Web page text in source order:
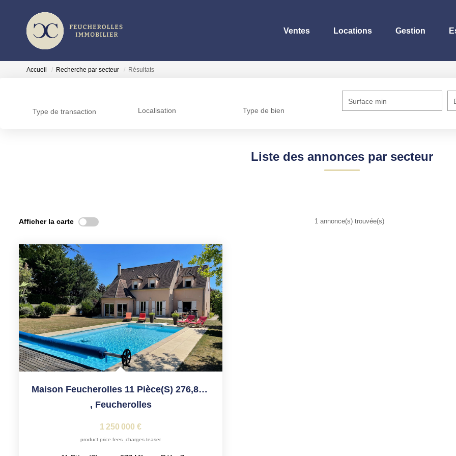
Ventes Locations Gestion
Accueil Recherche par secteur Résultats
Type de transaction Localisation Type de bien
Surface min
Liste des annonces par secteur
Afficher la carte 1 annonce(s) trouvée(s)
Maison Feucherolles 11 Pièce(s) 276,80 M2
, Feucherolles
1 250 000 €
product.price.fees_charges.teaser